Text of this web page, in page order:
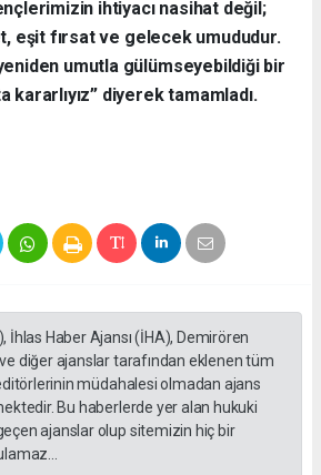
ihtiyacı nasihat değil;
eşit fırsat ve gelecek umududur.
umutla gülümseyebildiği bir
kararlıyız” diyerek tamamladı.
İhlas Haber Ajansı (İHA), Demirören
ve diğer ajanslar tarafından eklenen tüm
müdahalesi olmadan ajans
Bu haberlerde yer alan hukuki
ajanslar olup sitemizin hiç bir